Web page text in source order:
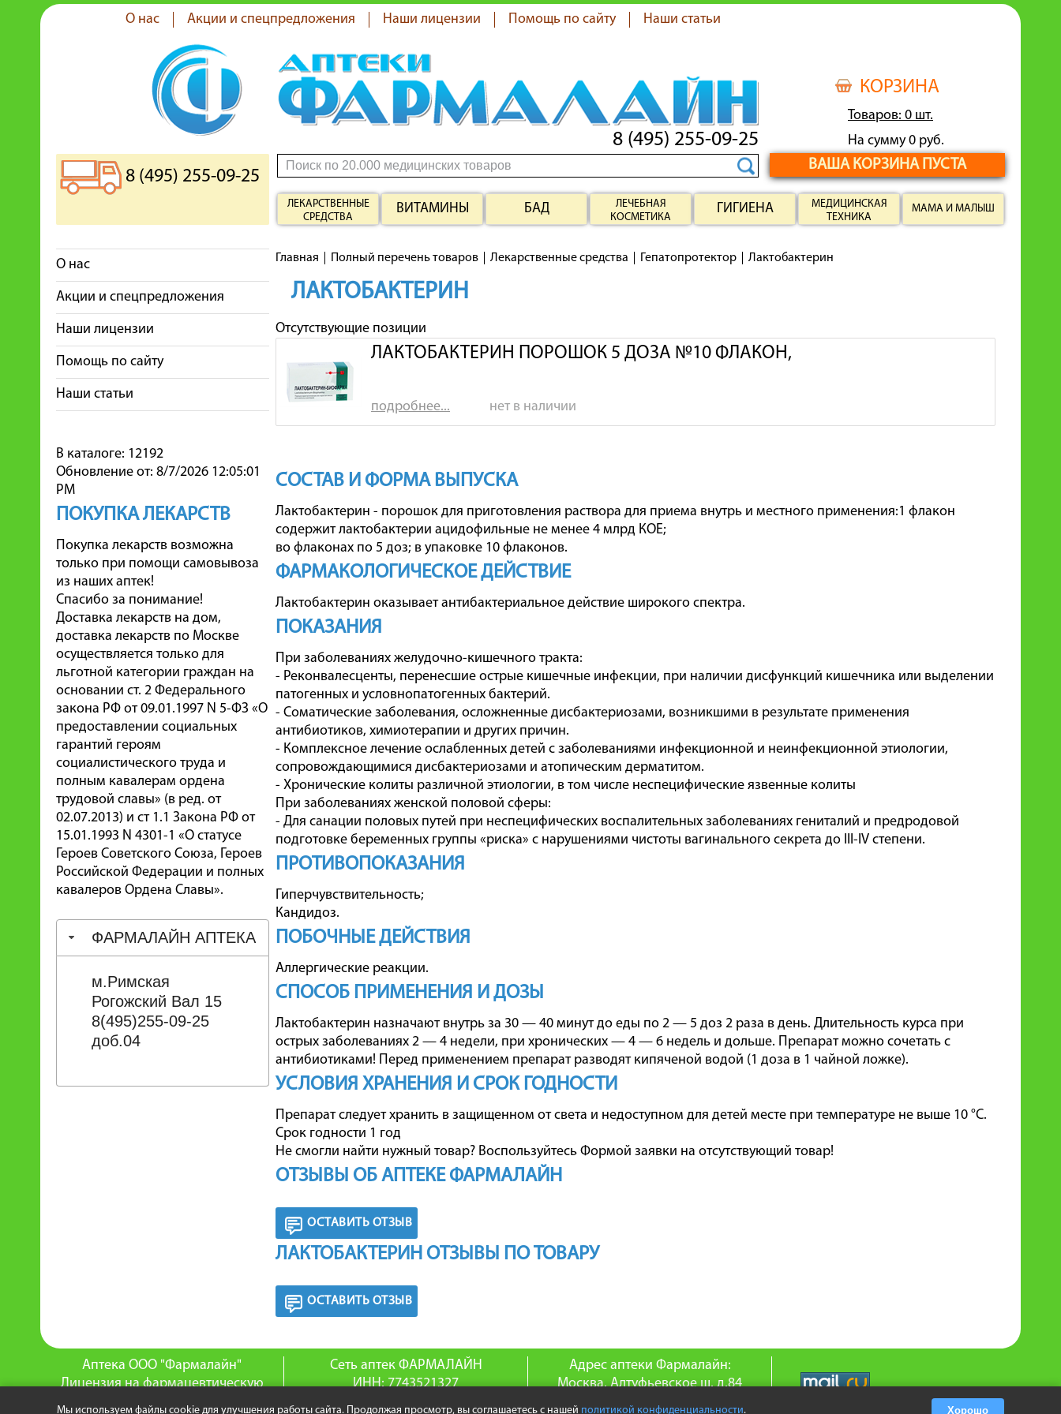
О нас Акции и спецпредложения Наши лицензии Помощь по сайту Наши статьи
КОРЗИНА
Товаров: 0 шт.
На сумму 0 руб.
ВАША КОРЗИНА ПУСТА
8 (495) 255-09-25
8 (495) 255-09-25
ЛЕКАРСТВЕННЫЕ
СРЕДСТВА
ВИТАМИНЫ БАД
ЛЕЧЕБНАЯ
КОСМЕТИКА
ГИГИЕНА
МЕДИЦИНСКАЯ
ТЕХНИКА
МАМА И МАЛЫШ
О нас
Акции и спецпредложения
Наши лицензии
Помощь по сайту
Наши статьи
В каталоге: 12192
Обновление от: 8/7/2026 12:05:01
PM
ПОКУПКА ЛЕКАРСТВ
Покупка лекарств возможна
только при помощи самовывоза
из наших аптек!
Спасибо за понимание!
Доставка лекарств на дом,
доставка лекарств по Москве
осуществляется только для
льготной категории граждан на
основании ст. 2 Федерального
закона РФ от 09.01.1997 N 5-ФЗ «О
предоставлении социальных
гарантий героям
социалистического труда и
полным кавалерам ордена
трудовой славы» (в ред. от
02.07.2013) и ст 1.1 Закона РФ от
15.01.1993 N 4301-1 «О статусе
Героев Советского Союза, Героев
Российской Федерации и полных
кавалеров Ордена Славы».
ФАРМАЛАЙН АПТЕКА
м.Римская
Рогожский Вал 15
8(495)255-09-25
доб.04
Главная Полный перечень товаров Лекарственные средства Гепатопротектор Лактобактерин
ЛАКТОБАКТЕРИН
Отсутствующие позиции
ЛАКТОБАКТЕРИН ПОРОШОК 5 ДОЗА №10 ФЛАКОН,
подробнее... нет в наличии
СОСТАВ И ФОРМА ВЫПУСКА
Лактобактерин - порошок для приготовления раствора для приема внутрь и местного применения:1 флакон
содержит лактобактерии ацидофильные не менее 4 млрд КОЕ;
во флаконах по 5 доз; в упаковке 10 флаконов.
ФАРМАКОЛОГИЧЕСКОЕ ДЕЙСТВИЕ
Лактобактерин оказывает антибактериальное действие широкого спектра.
ПОКАЗАНИЯ
При заболеваниях желудочно-кишечного тракта:
- Реконвалесценты, перенесшие острые кишечные инфекции, при наличии дисфункций кишечника или выделении
патогенных и условнопатогенных бактерий.
- Соматические заболевания, осложненные дисбактериозами, возникшими в результате применения
антибиотиков, химиотерапии и других причин.
- Комплексное лечение ослабленных детей с заболеваниями инфекционной и неинфекционной этиологии,
сопровождающимися дисбактериозами и атопическим дерматитом.
- Хронические колиты различной этиологии, в том числе неспецифические язвенные колиты
При заболеваниях женской половой сферы:
- Для санации половых путей при неспецифических воспалительных заболеваниях гениталий и предродовой
подготовке беременных группы «риска» с нарушениями чистоты вагинального секрета до III-IV степени.
ПРОТИВОПОКАЗАНИЯ
Гиперчувствительность;
Кандидоз.
ПОБОЧНЫЕ ДЕЙСТВИЯ
Аллергические реакции.
СПОСОБ ПРИМЕНЕНИЯ И ДОЗЫ
Лактобактерин назначают внутрь за 30 — 40 минут до еды по 2 — 5 доз 2 раза в день. Длительность курса при
острых заболеваниях 2 — 4 недели, при хронических — 4 — 6 недель и дольше. Препарат можно сочетать с
антибиотиками! Перед применением препарат разводят кипяченой водой (1 доза в 1 чайной ложке).
УСЛОВИЯ ХРАНЕНИЯ И СРОК ГОДНОСТИ
Препарат следует хранить в защищенном от света и недоступном для детей месте при температуре не выше 10 °C.
Срок годности 1 год
Не смогли найти нужный товар? Воспользуйтесь Формой заявки на отсутствующий товар!
ОТЗЫВЫ ОБ АПТЕКЕ ФАРМАЛАЙН
ОСТАВИТЬ ОТЗЫВ
ЛАКТОБАКТЕРИН ОТЗЫВЫ ПО ТОВАРУ
ОСТАВИТЬ ОТЗЫВ
Аптека ООО "Фармалайн"
Лицензия на фармацевтическую
деятельность:
Сеть аптек ФАРМАЛАЙН
ИНН: 7743521327
ОГРН: 1047796129831
Адрес аптеки Фармалайн:
Москва, Алтуфьевское ш. д.84
телефон: 8(495) 255-09-25
Мы используем файлы cookie для улучшения работы сайта. Продолжая просмотр, вы соглашаетесь с нашей политикой конфиденциальности. Хорошо